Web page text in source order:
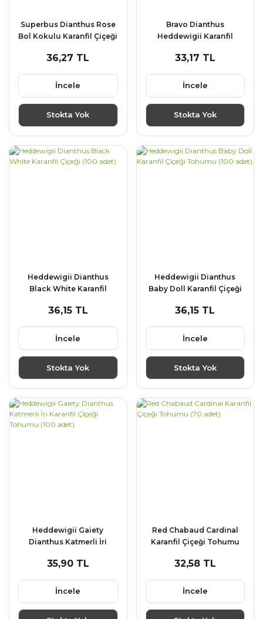
Superbus Dianthus Rose
Bol Kokulu Karanfil Çiçeği
36,27 TL
İncele
Stokta Yok
Bravo Dianthus
Heddewigii Karanfil
33,17 TL
İncele
Stokta Yok
Heddewigii Dianthus
Black White Karanfil
36,15 TL
İncele
Stokta Yok
Heddewigii Dianthus
Baby Doll Karanfil Çiçeği
36,15 TL
İncele
Stokta Yok
Heddewigii Gaiety
Dianthus Katmerli İri
(100 adet)
35,90 TL
İncele
Red Chabaud Cardinal
Karanfil Çiçeği Tohumu
32,58 TL
İncele